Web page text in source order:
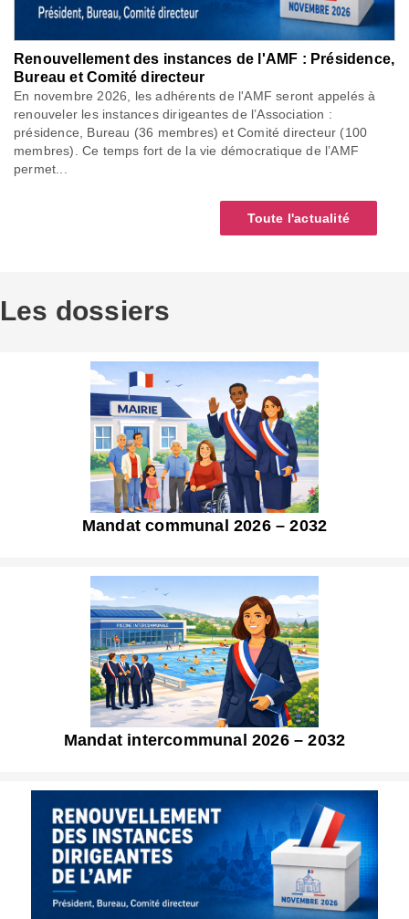
Renouvellement des instances de l'AMF : Présidence,
Bureau et Comité directeur
En novembre 2026, les adhérents de l'AMF seront appelés à
renouveler les instances dirigeantes de l’Association :
présidence, Bureau (36 membres) et Comité directeur (100
membres). Ce temps fort de la vie démocratique de l’AMF
permet...
Toute l'actualité
Les dossiers
Mandat communal 2026 – 2032
Mandat intercommunal 2026 – 2032